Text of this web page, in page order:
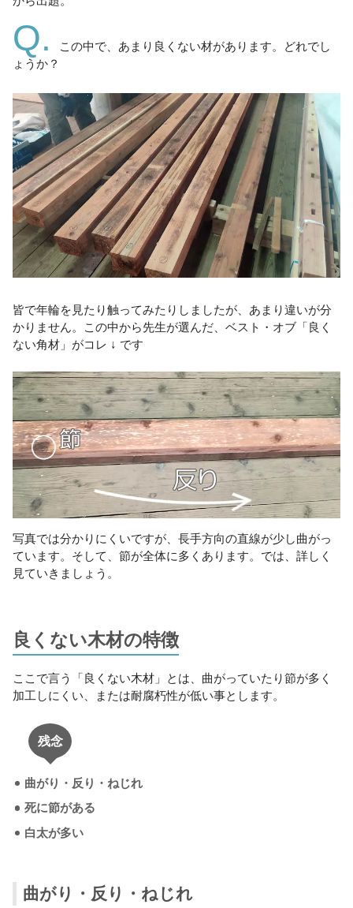
Q.
この中で、あまり良くない材があります。どれでし
ょうか？
皆で年輪を見たり触ってみたりしましたが、あまり違いが分
かりません。この中から先生が選んだ、ベスト・オブ「良く
ない角材」がコレ ↓ です
写真では分かりにくいですが、長手方向の直線が少し曲がっ
ています。そして、節が全体に多くあります。では、詳しく
見ていきましょう。
良くない木材の特徴
ここで言う「良くない木材」とは、曲がっていたり節が多く
加工しにくい、または耐腐朽性が低い事とします。
残念
曲がり・反り・ねじれ
死に節がある
白太が多い
曲がり・反り・ねじれ